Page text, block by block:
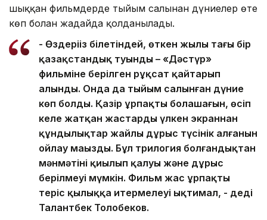
шыққан фильмдерде тыйым салынған дүниелер өте
көп болған жағдайда қолданылады.
- Өздеріңіз білетіндей, өткен жылы тағы бір
қазақстандық туынды – «Дәстүр»
фильміне берілген рұқсат қайтарып
алынды. Онда да тыйым салынған дүние
көп болды. Қазір ұрпақтың болашағын, өсіп
келе жатқан жастардың үлкен экраннан
құндылықтар жайлы дұрыс түсінік алғанын
ойлау маңызды. Бұл трилогия болғандықтан
мәнмәтіні қиылып қалуы және дұрыс
берілмеуі мүмкін. Фильм жас ұрпақты
теріс қылыққа итермелеуі ықтимал, - деді
Талантбек Толобеков.